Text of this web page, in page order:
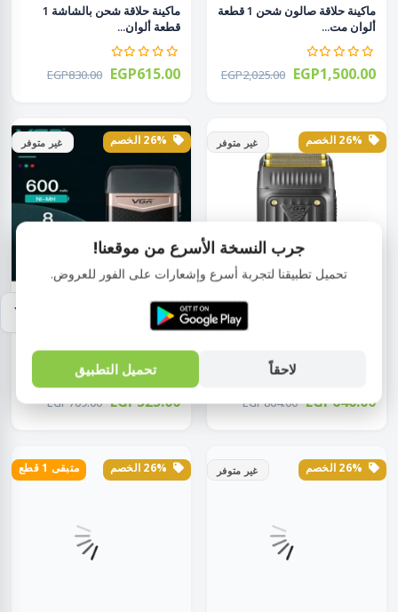
ماكينة حلاقة صالون شحن 1 قطعة
ألوان مت...
EGP2,025.00 EGP1,500.00
ماكينة حلاقة شحن بالشاشة 1
قطعة ألوان...
EGP830.00 EGP615.00
غير متوفر
منتجات العناية و النظافة الشخصية
EGP864.00 EGP640.00
غير متوفر
منتجات العناية و النظافة الشخصية
متعددة فى...
EGP709.00 EGP525.00
غير متوفر متبقى 1 قطع
جرب النسخة الأسرع من موقعنا!
تحميل تطبيقنا لتجربة أسرع وإشعارات على الفور للعروض.
لاحقاً تحميل التطبيق